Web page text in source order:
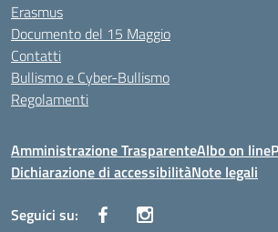
Erasmus
Documento del 15 Maggio
Contatti
Bullismo e Cyber-Bullismo
Regolamenti
Amministrazione TrasparenteAlbo on line
Dichiarazione di accessibilitàNote legali
Seguici su: